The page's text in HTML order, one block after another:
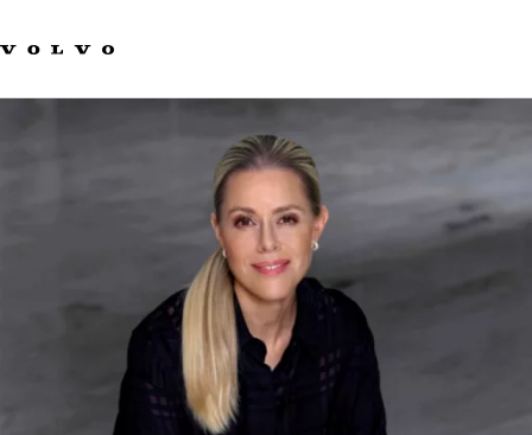
Hållbara transporter
Nyheter och Media